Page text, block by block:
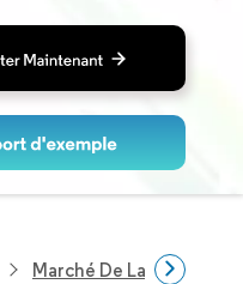
Marché De La Gestion